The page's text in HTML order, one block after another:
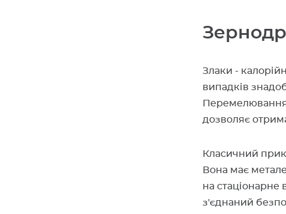
Злаки -
випадків
дозволяє
Класичний
Вона має
на
з'єднаний